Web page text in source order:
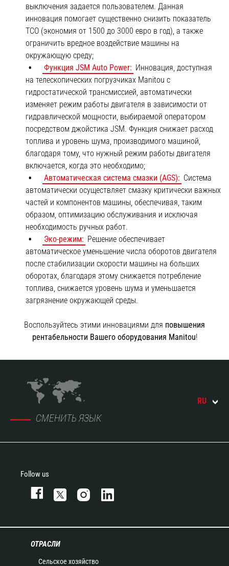
выключения задается пользователем. Данная
инновация помогает существенно снизить показатель
TCO (экономия от 1500 до 3000 евро в год), а также
ограничить вредное воздействие машины на
окружающую среду;
Функция JSM Auto Power: Инновация, доступная
на телескопических погрузчиках Manitou с
гидростатической трансмиссией, автоматически
изменяет режим работы двигателя в зависимости от
гидравлической мощности, выбираемой оператором
посредством джойстика JSM. Функция снижает расход
топлива и уровень шума, производимого машиной,
благодаря тому, что нужный режим работы двигателя
включается, когда это необходимо;
Автоматическая система смазки (AGS): Система
автоматически осуществляет смазку критически важных
частей и компонентов машины, обеспечивая, таким
образом, оптимизацию обслуживания и исключая
необходимость ручных работ.
Эко-режим: Решение обеспечивает
автоматическое уменьшение числа оборотов двигателя
после стабилизации скорости машины на больших
оборотах, благодаря этому снижается потребление
топлива, снижается уровень шума и уменьшается
загрязнение окружающей среды.
Воспользуйтесь этими инновациями для повышения
рентабельности Вашего оборудования Manitou!
СМЕНИТЬ ЯЗЫК
RU
Follow us
ОТРАСЛИ
Сельское хозяйство